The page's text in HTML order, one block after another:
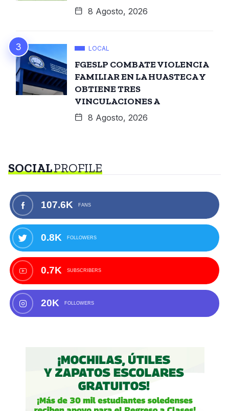
8 Agosto, 2026
LOCAL
FGESLP COMBATE VIOLENCIA
FAMILIAR EN LA HUASTECA Y
OBTIENE TRES
VINCULACIONES A
8 Agosto, 2026
SOCIALPROFILE
107.6K FANS
0.8K FOLLOWERS
0.7K SUBSCRIBERS
20K FOLLOWERS